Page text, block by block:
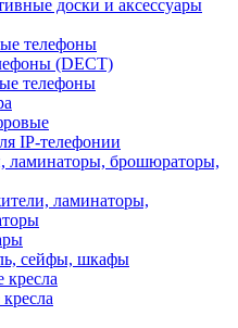
доски и аксессуары
телефоны
(DECT)
телефоны
IP-телефонии
ламинаторы, брошюраторы,
ламинаторы,
сейфы, шкафы